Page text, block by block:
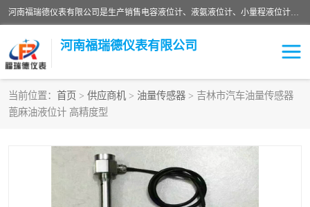
河南福瑞德仪表有限公司是生产销售电容液位计、液氨液位计、小量程液位计定制、智能锅炉水位计、液氮液位计等；并在产品开发、研制的过程中，吸取国内外仪器仪表的技术精华，建立了一支高、精、尖的科研开发队伍，使产品性能不断升级。
河南福瑞德仪表有限公司
当前位置： 首页 > 供应商机 > 油量传感器 > 吉林市汽车油量传感器
蓖麻油液位计 高精度型
液位计
流量传感器
液氮液位计